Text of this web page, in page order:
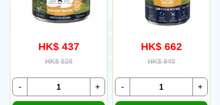
HK$ 437
HK$ 528
+
-
HK$ 662
HK$ 840
+
-